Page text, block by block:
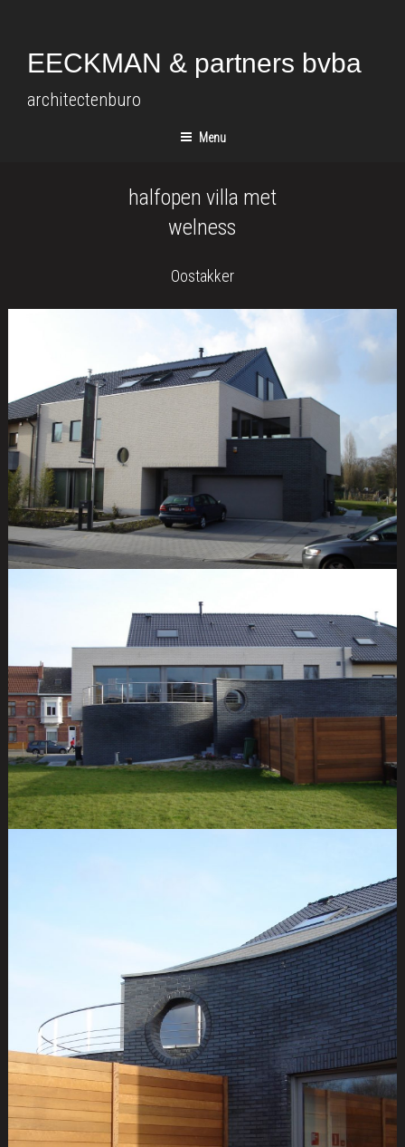
inhoudEECKMAN & partners bvba
architectenburo
Menu
halfopen villa met
welness
Oostakker